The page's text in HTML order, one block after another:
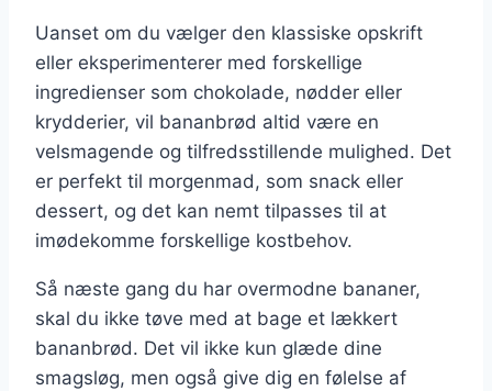
Uanset om du vælger den klassiske opskrift
eller eksperimenterer med forskellige
ingredienser som chokolade, nødder eller
krydderier, vil bananbrød altid være en
velsmagende og tilfredsstillende mulighed. Det
er perfekt til morgenmad, som snack eller
dessert, og det kan nemt tilpasses til at
imødekomme forskellige kostbehov.
Så næste gang du har overmodne bananer,
skal du ikke tøve med at bage et lækkert
bananbrød. Det vil ikke kun glæde dine
smagsløg, men også give dig en følelse af